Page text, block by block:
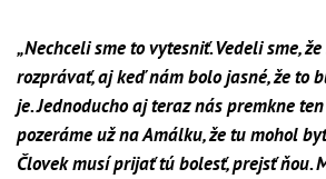
„Nechceli sme to vytesniť. Vedeli sme,
rozprávať, aj keď nám bolo jasné, že to
je. Jednoducho aj teraz nás premkne
pozeráme už na Amálku, že tu mohol
Človek musí prijať tú bolesť, prejsť ňou.